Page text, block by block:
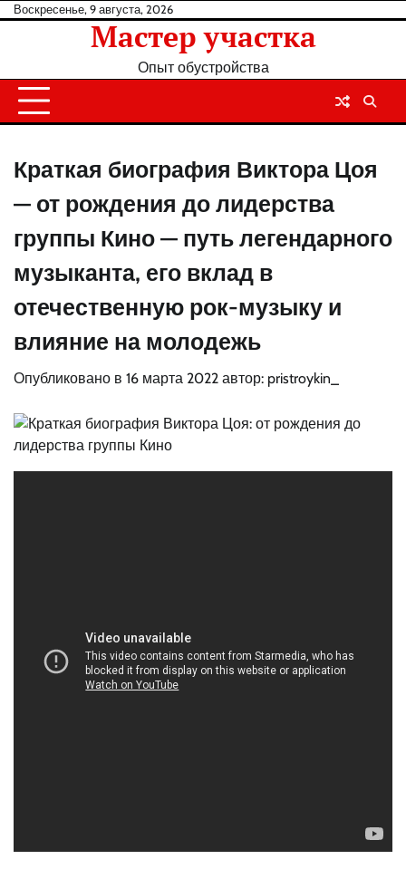
Перейти
Воскресенье, 9 августа, 2026
Мастер участка
Опыт обустройства
Краткая биография Виктора Цоя
— от рождения до лидерства
группы Кино — путь легендарного
музыканта, его вклад в
отечественную рок-музыку и
влияние на молодежь
Опубликовано в 16 марта 2022 автор: pristroykin_